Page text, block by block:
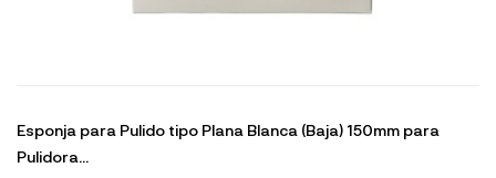
Esponja para Pulido tipo Plana Blanca (Baja) 150mm para
Pulidora...